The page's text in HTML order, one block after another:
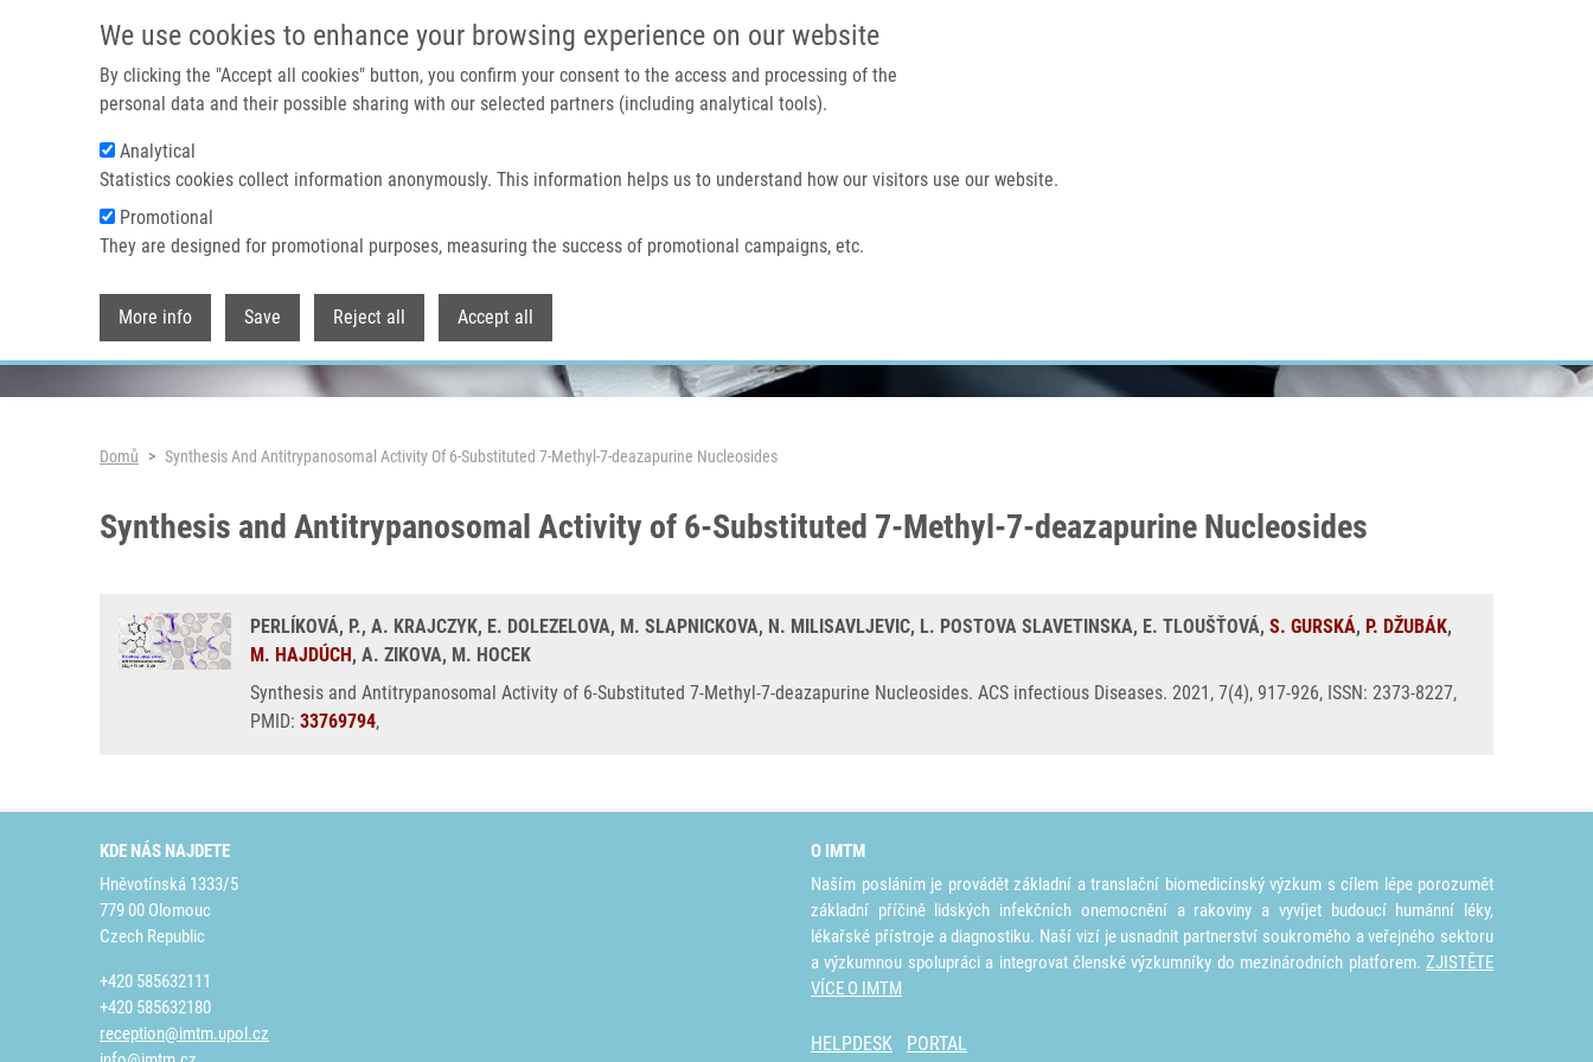
We use cookies to enhance your browsing experience on our website
By clicking the "Accept all cookies" button, you confirm your consent to the access and processing of the
personal data and their possible sharing with our selected partners (including analytical tools).
Analytical
Statistics cookies collect information anonymously. This information helps us to understand how our visitors use our website.
Promotional
They are designed for promotional purposes, measuring the success of promotional campaigns, etc.
More info Save Reject all Accept all
IMTM PORTÁL
Domů O nás
Header image
Drobečková navigace
Domů Synthesis And Antitrypanosomal Activity Of 6-Substituted 7-Methyl-7-deazapurine Nucleosides
Synthesis and Antitrypanosomal Activity of 6-Substituted 7-Methyl-7-deazapurine Nucleosides
PERLÍKOVÁ, P., A. KRAJCZYK, E. DOLEZELOVA, M. SLAPNICKOVA, N. MILISAVLJEVIC, L. POSTOVA SLAVETINSKA, E. TLOUŠŤOVÁ, S. GURSKÁ, P. DŽUBÁK,
M. HAJDÚCH, A. ZIKOVA, M. HOCEK
Synthesis and Antitrypanosomal Activity of 6-Substituted 7-Methyl-7-deazapurine Nucleosides. ACS infectious Diseases. 2021, 7(4), 917-926, ISSN: 2373-8227,
PMID: 33769794,
KDE NÁS NAJDETE
Hněvotínská 1333/5
779 00 Olomouc
Czech Republic
+420 585632111
+420 585632180
reception@imtm.upol.cz
O IMTM
Naším posláním je provádět základní a translační biomedicínský výzkum s cílem lépe porozumět
základní příčině lidských infekčních onemocnění a rakoviny a vyvíjet budoucí humánní léky,
lékařské přístroje a diagnostiku. Naší vizí je usnadnit partnerství soukromého a veřejného sektoru
a výzkumnou spolupráci a integrovat členské výzkumníky do mezinárodních platforem. ZJISTĚTE
VÍCE O IMTM
HELPDESK PORTAL